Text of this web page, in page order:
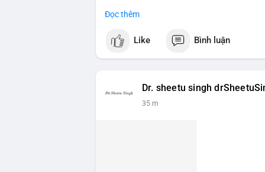
Nhận định phân tích hành vi của Cá voi
chuyển một cụm BTC lớn trong thời
đang tái phân bổ tài sản, có thể là bước
cho nhà đầu tư nhỏ lẻ, khi dòng tiền
hạn.
Đọc thêm
Like Bình luận
Dr. sheetu singh
35 m